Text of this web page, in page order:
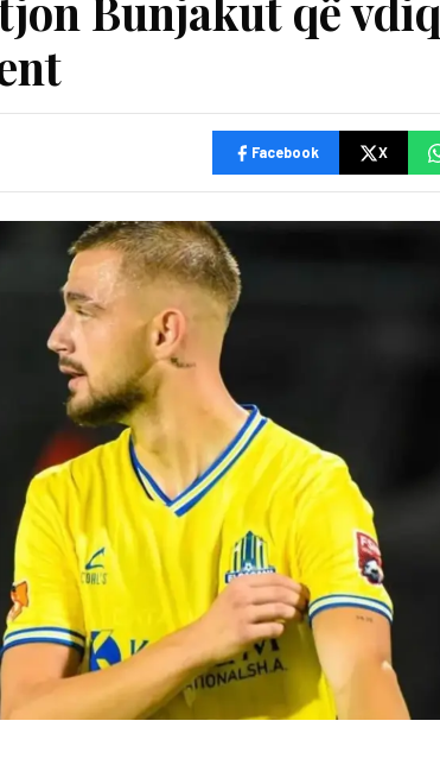
Facebook X